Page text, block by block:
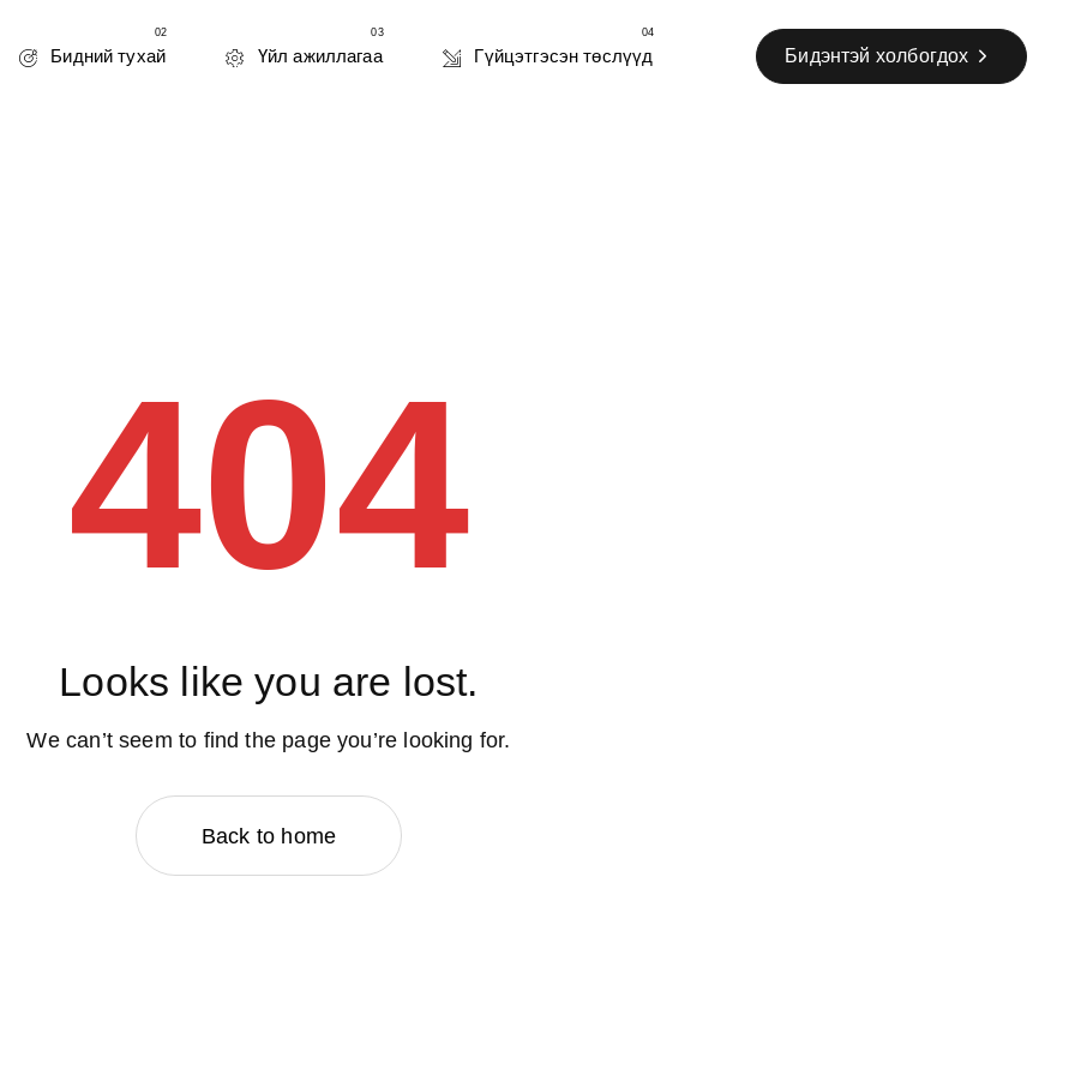
Бидний тухай
02
Үйл ажиллагаа
03
Гүйцэтгэсэн төслүүд
04
Бидэнтэй холбогдох
404
Looks like you are lost.
We can’t seem to find the page you’re looking for.
Back to home